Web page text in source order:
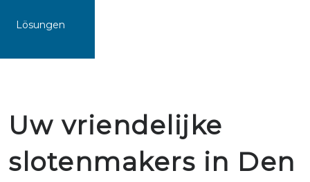
Lösungen
Uw vriendelijke
slotenmakers in Den